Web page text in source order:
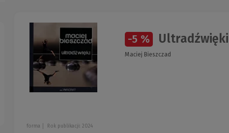
-5 % Ultradźwięki
Maciej Bieszczad
forma Rok publikacji: 2024